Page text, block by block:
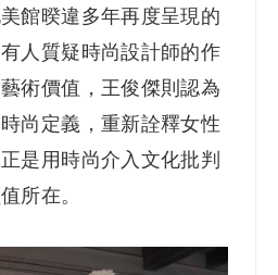
館暌違多年再度呈現的
人質疑時尚設計師的作
術價值，王俊傑則認為
尚定義，重新詮釋女性
是用時尚介入文化批判
所在。